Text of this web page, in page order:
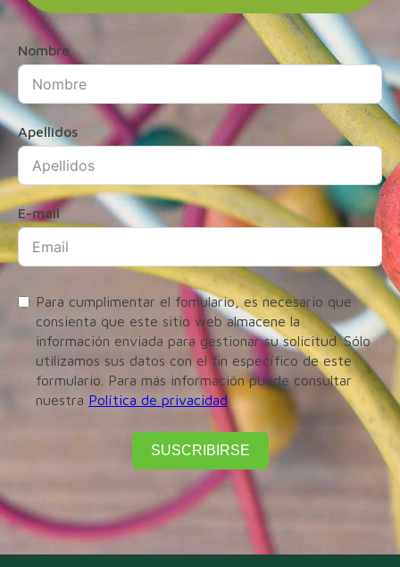
Nombre
Apellidos
E-mail
Para cumplimentar el fomulario, es necesario que
consienta que este sitio web almacene la
información enviada para gestionar su solicitud. Sólo
utilizamos sus datos con el fin específico de este
formulario. Para más información puede consultar
nuestra Política de privacidad
SUSCRIBIRSE